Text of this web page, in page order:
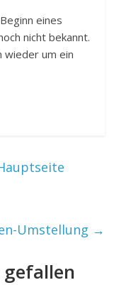
eines
nicht bekannt.
wieder um ein
Umstellung →